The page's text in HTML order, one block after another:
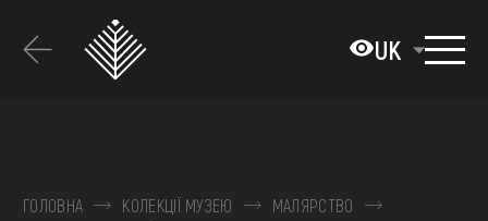
основного
UK
КОЛЕКЦІЇ
ГОЛОВНА КОЛЕКЦІЇ МУЗЕЮ
МАЛЯРСТВО